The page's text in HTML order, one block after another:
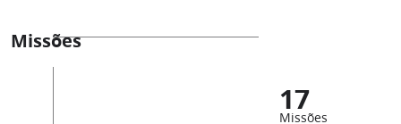
Missões
17
Missões